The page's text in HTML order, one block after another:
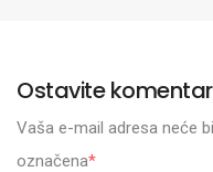
Ostavite komentar
Vaša e-mail adresa neće
označena*